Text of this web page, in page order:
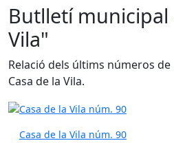
Butlletí municipal
Vila"
Relació dels últims números
Casa de la Vila.
Casa de la Vila núm. 90